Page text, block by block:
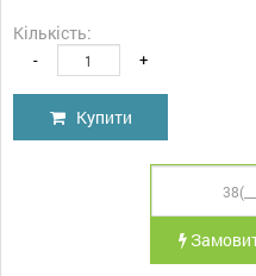
Кількість:
- +
Купити